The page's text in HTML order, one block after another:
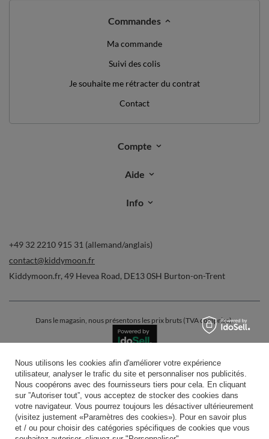
Commandes
Ma commande
Suivi des colis
Je souhaite me rétracter du contrat
Contact
Compte
Aide
Info
+49 32 2210 915 31 (allemand/anglais)
contact@kiddymoon.fr
Kiddymoon.fr, 49 Hevea Road, DE13 0SH Burton-on-Trent
Dans le magasin, nous présentons les prix bruts (TVA comprise).
paiements sécurisés
Nous utilisons les cookies afin d'améliorer votre expérience
utilisateur, analyser le trafic du site et personnaliser nos publicités.
Nous coopérons avec des fournisseurs tiers pour cela. En cliquant
sur ”Autoriser tout”, vous acceptez de stocker des cookies dans
votre navigateur. Vous pourrez toujours les désactiver ultérieurement
(visitez justement «Paramètres des cookies»). Pour en savoir plus
et / ou pour choisir des catégories spécifiques de cookies que vous